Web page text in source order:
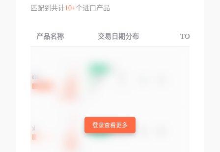
匹配到共计10+个进口产品
产品名称 交易日期分布 TOP3交易国
登录查看更多